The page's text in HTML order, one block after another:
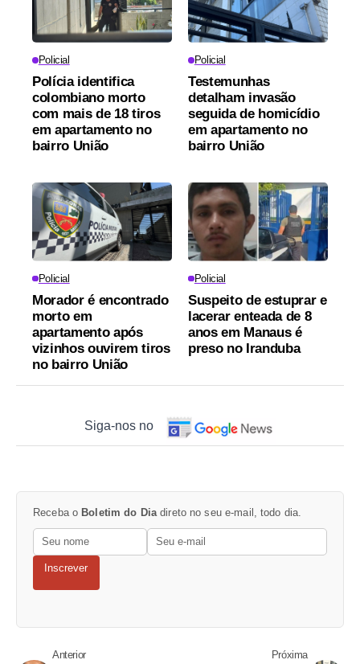
Policial
Polícia identifica
colombiano morto
com mais de 18 tiros
em apartamento no
bairro União
Policial
Testemunhas
detalham invasão
seguida de homicídio
em apartamento no
bairro União
Policial
Morador é encontrado
morto em
apartamento após
vizinhos ouvirem tiros
no bairro União
Policial
Suspeito de estuprar e
lacerar enteada de 8
anos em Manaus é
preso no Iranduba
Siga-nos no
Receba o Boletim do Diadireto no seu e-mail, todo dia.
Inscrever
Anterior Próxima